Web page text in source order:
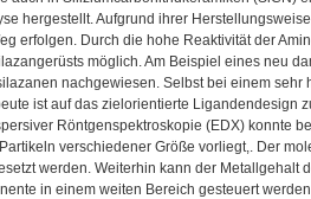
hergestellt. Aufgrund ihrer
erfolgen. Durch die hohe Reaktivität der
möglich. Am Beispiel eines neu
nachgewiesen. Selbst bei einem
ist auf das zielorientierte Ligandendesign
Röntgenspektroskopie (EDX) konnte
verschiedener Größe vorliegt,. Der
werden. Weiterhin kann der Metallgehalt
in einem weiten Bereich gesteuert